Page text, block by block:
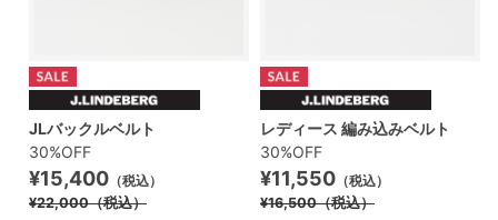
JLバックルベルト
30%OFF
¥15,400 （税込）
¥22,000（税込）
レディース 編み込みベルト
30%OFF
¥11,550 （税込）
¥16,500（税込）